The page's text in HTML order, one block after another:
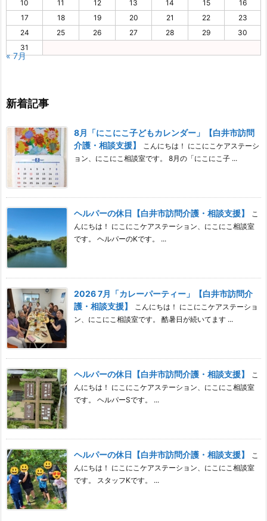
10
11 12 13 14 15
16
17
18 19 20 21 22
23
24
25 26 27 28 29
30
31
« 7月
新着記事
8月「にこにこ子どもカレンダー」【白井市訪問
介護・相談支援】
こんにちは！ にこにこケアステーシ
ョン、にこにこ相談室です。 8月の「にこにこ子 ...
ヘルパーの休日【白井市訪問介護・相談支援】
こ
んにちは！ にこにこケアステーション、にこにこ相談室
です。 ヘルパーのKです。 ...
2026 7月「カレーパーティー」【白井市訪問介
護・相談支援】
こんにちは！ にこにこケアステーショ
ン、にこにこ相談室です。 酷暑日が続いてます ...
ヘルパーの休日【白井市訪問介護・相談支援】
こ
んにちは！ にこにこケアステーション、にこにこ相談室
です。 ヘルパーSです。 ...
ヘルパーの休日【白井市訪問介護・相談支援】
こ
んにちは！ にこにこケアステーション、にこにこ相談室
です。 スタッフKです。 ...